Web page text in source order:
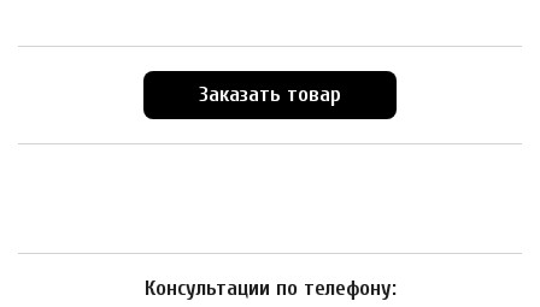
Заказать товар
Консультации по телефону: